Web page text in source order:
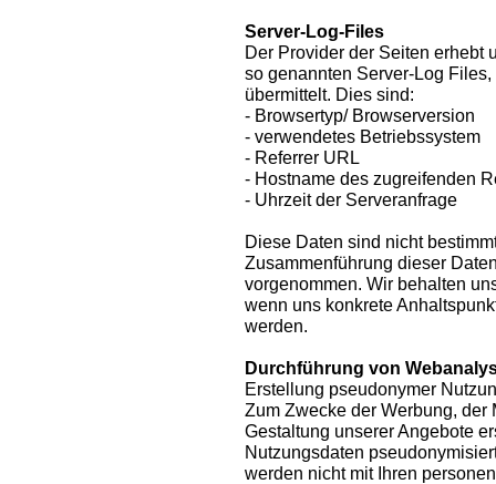
Server-Log-Files
Der Provider der Seiten erhebt
so genannten Server-Log
übermittelt. Dies sind:
- Browsertyp/ Browserversion
- verwendetes Betriebssystem
- Referrer URL
- Hostname des zugreifenden
- Uhrzeit der Serveranfrage
Diese Daten sind nicht
Zusammenführung dieser
vorgenommen. Wir behalten
wenn uns konkrete
werden.
Durchführung von
Erstellung pseudonymer
Zum Zwecke der Werbung, der
Gestaltung unserer Angebote
Nutzungsdaten
werden nicht mit Ihren